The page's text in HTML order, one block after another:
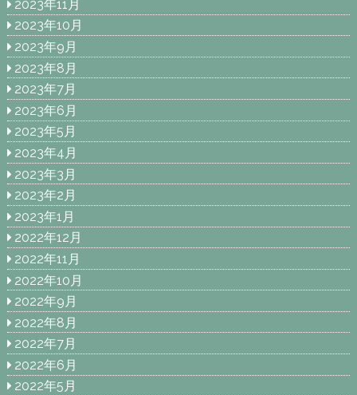
2023年11月
2023年10月
2023年9月
2023年8月
2023年7月
2023年6月
2023年5月
2023年4月
2023年3月
2023年2月
2023年1月
2022年12月
2022年11月
2022年10月
2022年9月
2022年8月
2022年7月
2022年6月
2022年5月